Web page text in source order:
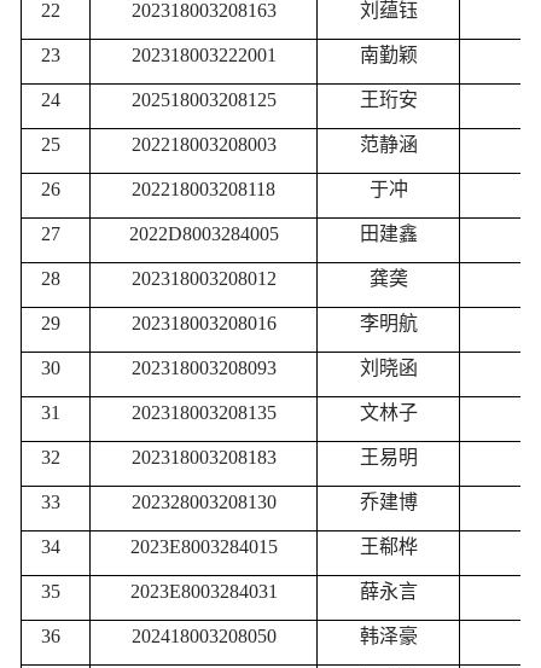
22 202318003208163 刘蕴钰
23 202318003222001 南勤颖
24 202518003208125 王珩安
25 202218003208003 范静涵
26 202218003208118 于冲
27 2022D8003284005 田建鑫
28 202318003208012 龚䶮
29 202318003208016 李明航
30 202318003208093 刘晓函
31 202318003208135 文林子
32 202318003208183 王易明
33 202328003208130 乔建博
34 2023E8003284015 王郗桦
35 2023E8003284031 薛永言
36 202418003208050 韩泽豪